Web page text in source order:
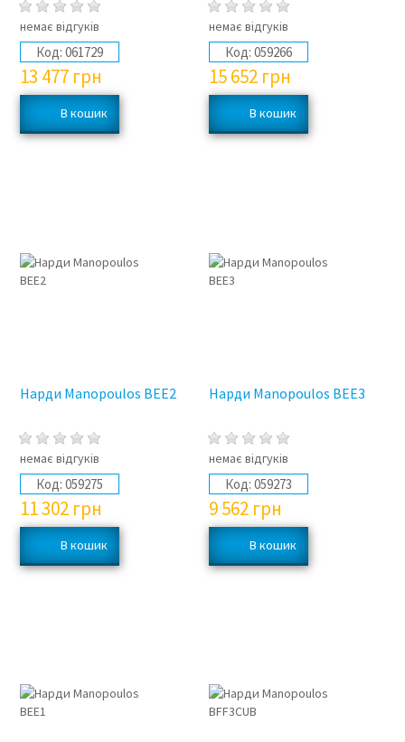
немає відгуків
Код: 061729
13 477 грн
немає відгуків
Код: 059266
15 652 грн
Нарди Manopoulos BEE2
немає відгуків
Код: 059275
11 302 грн
Нарди Manopoulos BEE3
немає відгуків
Код: 059273
9 562 грн